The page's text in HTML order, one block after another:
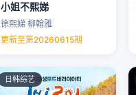
小姐不熙娣
徐熙娣 柳翰雅
更新至第20260615期
日韩综艺